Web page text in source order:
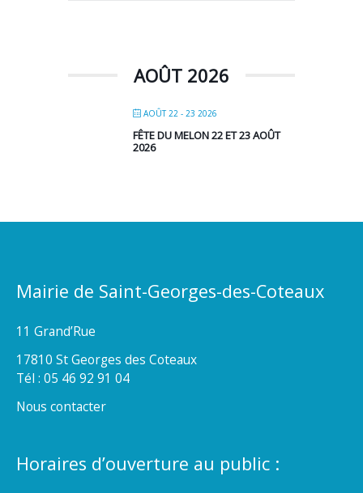
AOÛT 2026
AOÛT 22 - 23 2026
FÊTE DU MELON 22 ET 23 AOÛT
2026
Mairie de Saint-Georges-des-Coteaux
11 Grand’Rue
17810 St Georges des Coteaux
Tél : 05 46 92 91 04
Nous contacter
Horaires d’ouverture au public :